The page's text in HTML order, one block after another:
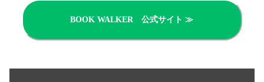
BOOK WALKER 公式サイト ≫